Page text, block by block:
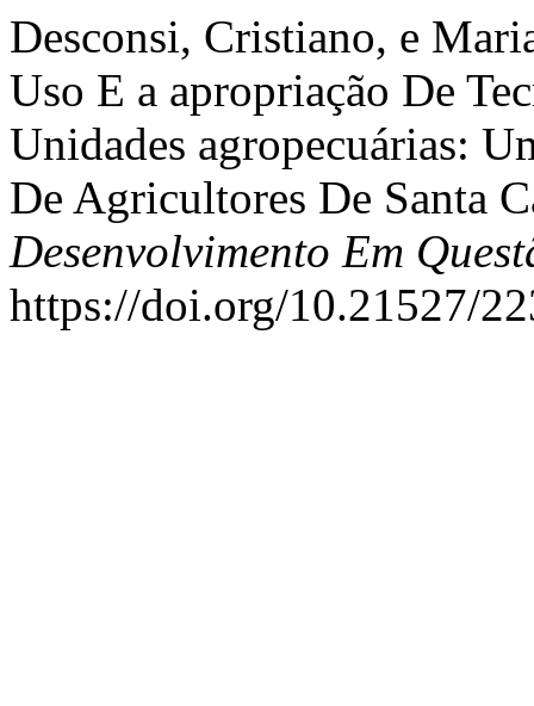
Desconsi, Cristiano, e
Uso E a apropriação De
Unidades agropecuárias:
De Agricultores De Santa
Desenvolvimento Em
https://doi.org/10.21527/